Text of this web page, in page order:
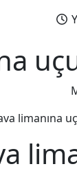
limanına